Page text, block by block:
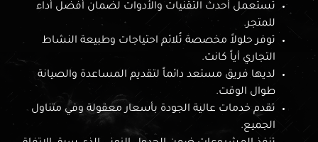
تستعمل أحدث التقنيات والأدوات لضمان أفضل أداء
للمتجر.
توفر حلولاً مخصصة تُلائم احتياجات وطبيعة النشاط
التجاري أياً كانت.
لديها فريق مستعد دائماً لتقديم المساعدة والصيانة
طوال الوقت.
تقدم خدمات عالية الجودة بأسعار معقولة وفي متناول
الجميع.